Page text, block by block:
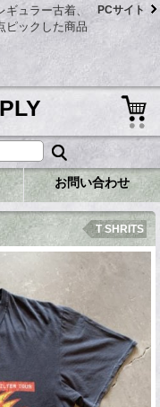
ュラー古着、
ピックした商品
PCサイト
お問い合わせ
T SHRITS